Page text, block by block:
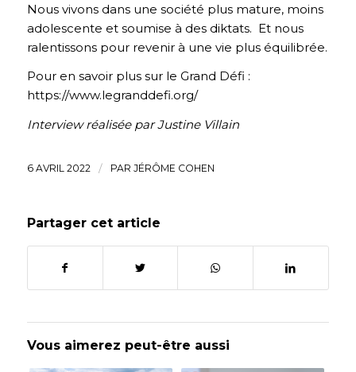
Nous vivons dans une société plus mature, moins
adolescente et soumise à des diktats. Et nous
ralentissons pour revenir à une vie plus équilibrée.
Pour en savoir plus sur le Grand Défi :
https://www.legranddefi.org/
Interview réalisée par Justine Villain
6 AVRIL 2022 / PAR JÉRÔME COHEN
Partager cet article
Vous aimerez peut-être aussi